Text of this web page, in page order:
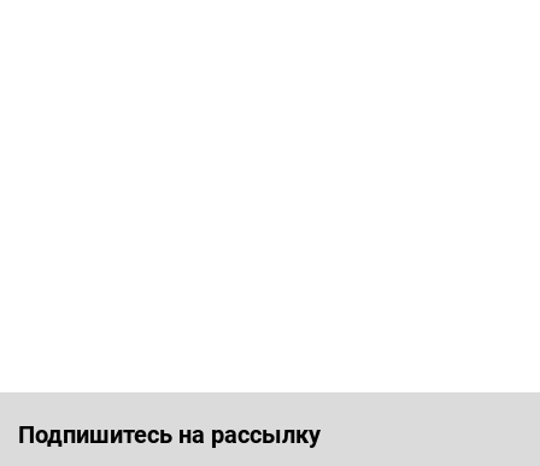
Подпишитесь на рассылку